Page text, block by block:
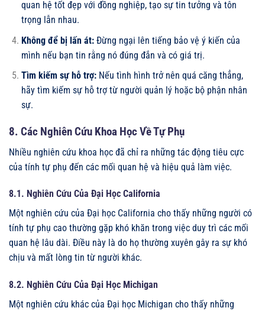
quan hệ tốt đẹp với đồng nghiệp, tạo sự tin tưởng và tôn
trọng lẫn nhau.
Không để bị lấn át:Đừng ngại lên tiếng bảo vệ ý kiến của
mình nếu bạn tin rằng nó đúng đắn và có giá trị.
Tìm kiếm sự hỗ trợ:Nếu tình hình trở nên quá căng thẳng,
hãy tìm kiếm sự hỗ trợ từ người quản lý hoặc bộ phận nhân
sự.
8. Các Nghiên Cứu Khoa Học Về Tự Phụ
Nhiều nghiên cứu khoa học đã chỉ ra những tác động tiêu cực
của tính tự phụ đến các mối quan hệ và hiệu quả làm việc.
8.1. Nghiên Cứu Của Đại Học California
Một nghiên cứu của Đại học California cho thấy những người có
tính tự phụ cao thường gặp khó khăn trong việc duy trì các mối
quan hệ lâu dài. Điều này là do họ thường xuyên gây ra sự khó
chịu và mất lòng tin từ người khác.
8.2. Nghiên Cứu Của Đại Học Michigan
Một nghiên cứu khác của Đại học Michigan cho thấy những